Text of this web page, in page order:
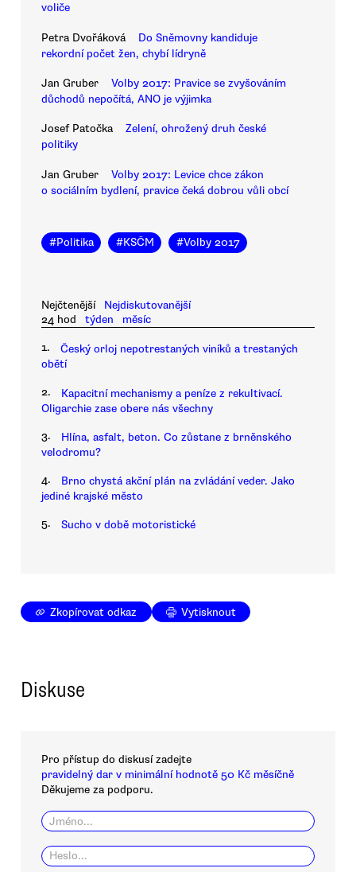
voliče
Petra Dvořáková
Do Sněmovny kandiduje
rekordní počet žen, chybí lídryně
Jan Gruber
Volby 2017: Pravice se zvyšováním
důchodů nepočítá, ANO je výjimka
Josef Patočka
Zelení, ohrožený druh české
politiky
Jan Gruber
Volby 2017: Levice chce zákon
o sociálním bydlení, pravice čeká dobrou vůli obcí
#Politika #KSČM #Volby 2017
Nejčtenější
Nejdiskutovanější
24 hod
týden měsíc
1.
Český orloj nepotrestaných viníků a trestaných
obětí
2.
Kapacitní mechanismy a peníze z rekultivací.
Oligarchie zase obere nás všechny
3.
Hlína, asfalt, beton. Co zůstane z brněnského
velodromu?
4.
Brno chystá akční plán na zvládání veder. Jako
jediné krajské město
5. Sucho v době motoristické
Zkopírovat odkaz Vytisknout
Diskuse
Pro přístup do diskusí zadejte
pravidelný dar v minimální hodnotě 50 Kč měsíčně
Děkujeme za podporu.